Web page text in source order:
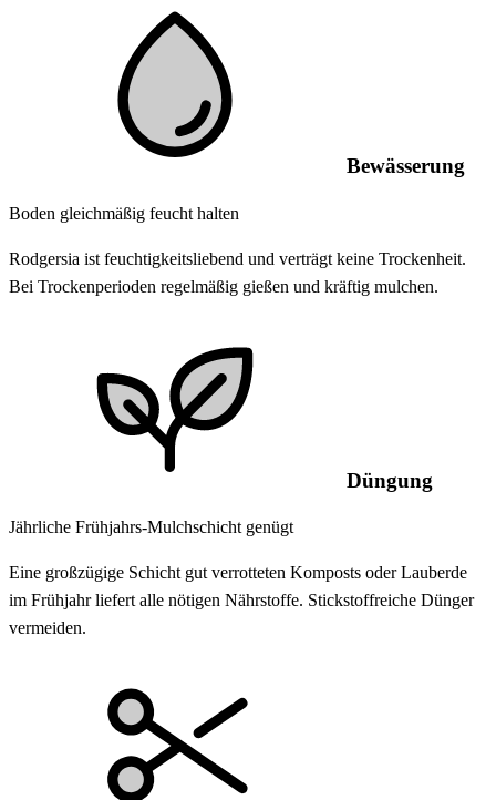
Bewässerung
Boden gleichmäßig feucht halten
Rodgersia ist feuchtigkeitsliebend und verträgt keine Trockenheit.
Bei Trockenperioden regelmäßig gießen und kräftig mulchen.
Düngung
Jährliche Frühjahrs-Mulchschicht genügt
Eine großzügige Schicht gut verrotteten Komposts oder Lauberde
im Frühjahr liefert alle nötigen Nährstoffe. Stickstoffreiche Dünger
vermeiden.